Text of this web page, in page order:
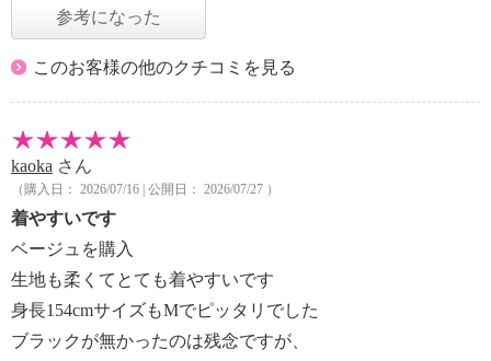
参考になった
このお客様の他のクチコミを見る
kaoka さん
（購入日： 2026/07/16 | 公開日： 2026/07/27 ）
着やすいです
ベージュを購入
生地も柔くてとても着やすいです
身長154cmサイズもMでピッタリでした
ブラックが無かったのは残念ですが、